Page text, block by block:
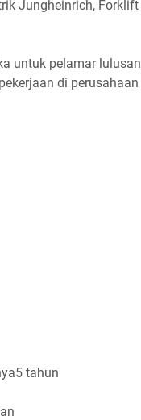
Jungheinrich, Forklift
untuk pelamar lulusan
di perusahaan
tаhun